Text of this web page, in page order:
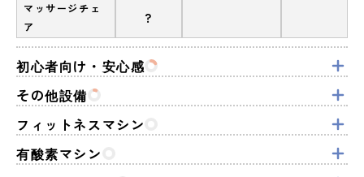
マッサージチェ
ア
?
初心者向け・安心感
その他設備
フィットネスマシン
有酸素マシン